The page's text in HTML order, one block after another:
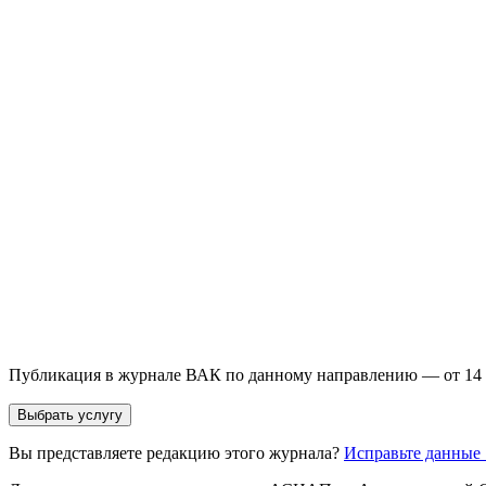
Публикация в журнале ВАК по данному направлению — от 14
Выбрать услугу
Вы представляете редакцию этого журнала? Исправьте